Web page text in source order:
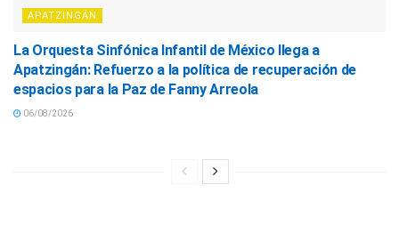
APATZINGÁN
La Orquesta Sinfónica Infantil de México llega a
Apatzingán: Refuerzo a la política de recuperación de
espacios para la Paz de Fanny Arreola
06/08/2026